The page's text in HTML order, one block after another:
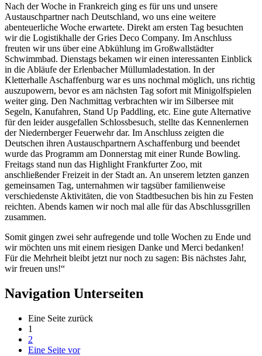
Nach der Woche in Frankreich ging es für uns und unsere
Austauschpartner nach Deutschland, wo uns eine weitere
abenteuerliche Woche erwartete. Direkt am ersten Tag besuchten
wir die Logistikhalle der Gries Deco Company. Im Anschluss
freuten wir uns über eine Abkühlung im Großwallstädter
Schwimmbad. Dienstags bekamen wir einen interessanten Einblick
in die Abläufe der Erlenbacher Müllumladestation. In der
Kletterhalle Aschaffenburg war es uns nochmal möglich, uns richtig
auszupowern, bevor es am nächsten Tag sofort mit Minigolfspielen
weiter ging. Den Nachmittag verbrachten wir im Silbersee mit
Segeln, Kanufahren, Stand Up Paddling, etc. Eine gute Alternative
für den leider ausgefallen Schlossbesuch, stellte das Kennenlernen
der Niedernberger Feuerwehr dar. Im Anschluss zeigten die
Deutschen ihren Austauschpartnern Aschaffenburg und beendet
wurde das Programm am Donnerstag mit einer Runde Bowling.
Freitags stand nun das Highlight Frankfurter Zoo, mit
anschließender Freizeit in der Stadt an. An unserem letzten ganzen
gemeinsamen Tag, unternahmen wir tagsüber familienweise
verschiedenste Aktivitäten, die von Stadtbesuchen bis hin zu Festen
reichten. Abends kamen wir noch mal alle für das Abschlussgrillen
zusammen.
Somit gingen zwei sehr aufregende und tolle Wochen zu Ende und
wir möchten uns mit einem riesigen Danke und Merci bedanken!
Für die Mehrheit bleibt jetzt nur noch zu sagen: Bis nächstes Jahr,
wir freuen uns!“
Navigation Unterseiten
Eine Seite zurück
1
2
Eine Seite vor